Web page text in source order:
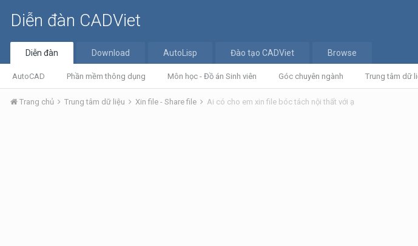
Diễn đàn CADViet
Diễn đàn
AutoCAD Phần mềm thông dụng Môn học - Đồ án Sinh viên Góc chuyên ngành Trung tâm dữ
Download AutoLisp Đào tạo CADViet Browse
Trang chủ Trung tâm dữ liệu Xin file - Share file Ai có cho em xin file bóc tách nội thất với ạ